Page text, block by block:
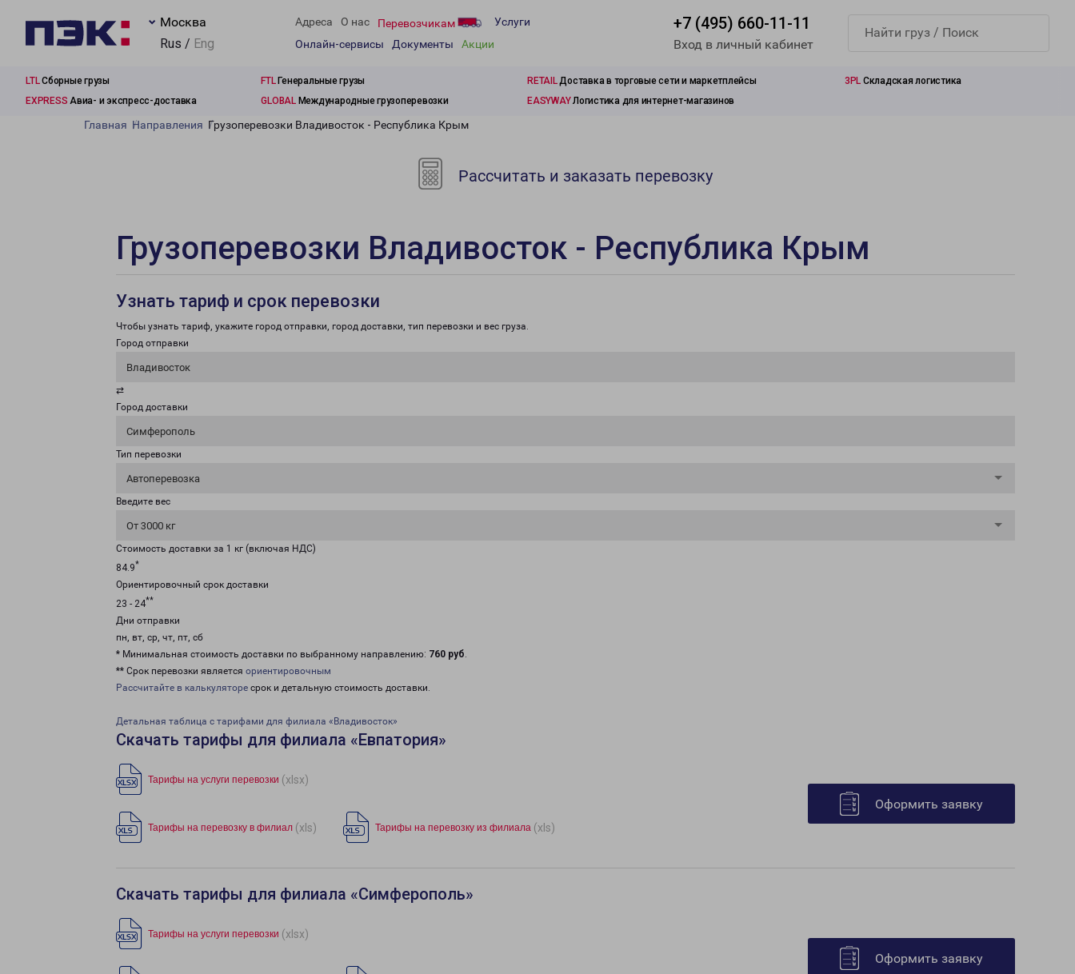
Москва
Rus / Eng
Адреса О нас Перевозчикам
Услуги
Онлайн-сервисы
Документы Акции
+7 (495) 660-11-11
Вход в личный кабинет
LTLСборные грузы FTLГенеральные грузы RETAILДоставка в торговые сети и маркетплейсы 3PL Складская логистика
EXPRESS Авиа- и экспресс-доставка GLOBALМеждународные грузоперевозки EASYWAYЛогистика для интернет-магазинов
Главная Направления Грузоперевозки Владивосток - Республика Крым
Рассчитать и заказать перевозку
Грузоперевозки Владивосток - Республика Крым
Узнать тариф и срок перевозки
Чтобы узнать тариф, укажите город отправки, город доставки, тип перевозки и вес груза.
Город отправки
Владивосток
⇄
Город доставки
Симферополь
Тип перевозки
Автоперевозка
Введите вес
От 3000 кг
Стоимость доставки за 1 кг (включая НДС)
84.9*
Ориентировочный срок доставки
23 - 24**
Дни отправки
пн, вт, ср, чт, пт, сб
* Минимальная стоимость доставки по выбранному направлению: 760 руб.
** Срок перевозки является ориентировочным
Рассчитайте в калькуляторе срок и детальную стоимость доставки.
Детальная таблица с тарифами для филиала «Владивосток»
Скачать тарифы для филиала «Евпатория»
Тарифы на услуги перевозки (xlsx)
Тарифы на перевозку в филиал (xls) Тарифы на перевозку из филиала (xls)
Оформить заявку
Скачать тарифы для филиала «Симферополь»
Тарифы на услуги перевозки (xlsx)
Оформить заявку